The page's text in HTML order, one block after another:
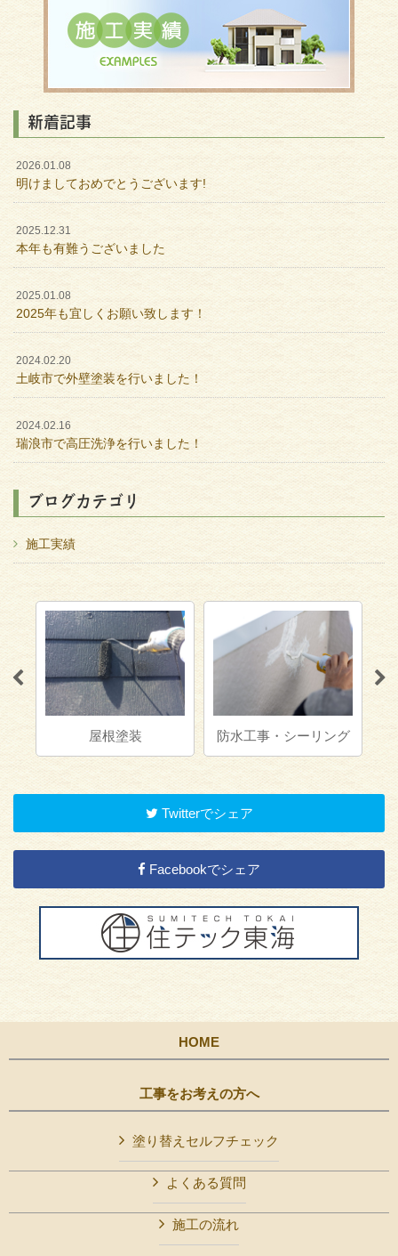
新着記事
2026.01.08
明けましておめでとうございます!
2025.12.31
本年も有難うございました
2025.01.08
2025年も宜しくお願い致します！
2024.02.20
土岐市で外壁塗装を行いました！
2024.02.16
瑞浪市で高圧洗浄を行いました！
ブログカテゴリ
施工実績
防水工事・シーリング 内装塗装
Twitterでシェア
Facebookでシェア
HOME
工事をお考えの方へ
塗り替えセルフチェック
よくある質問
施工の流れ